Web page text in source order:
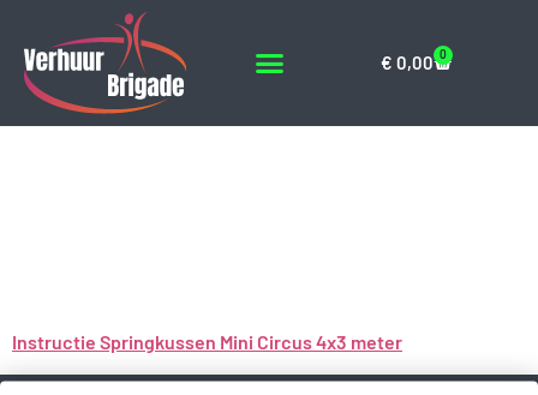
€ 0,00 0
Instructie Springkussen Mini Circus 4x3 meter